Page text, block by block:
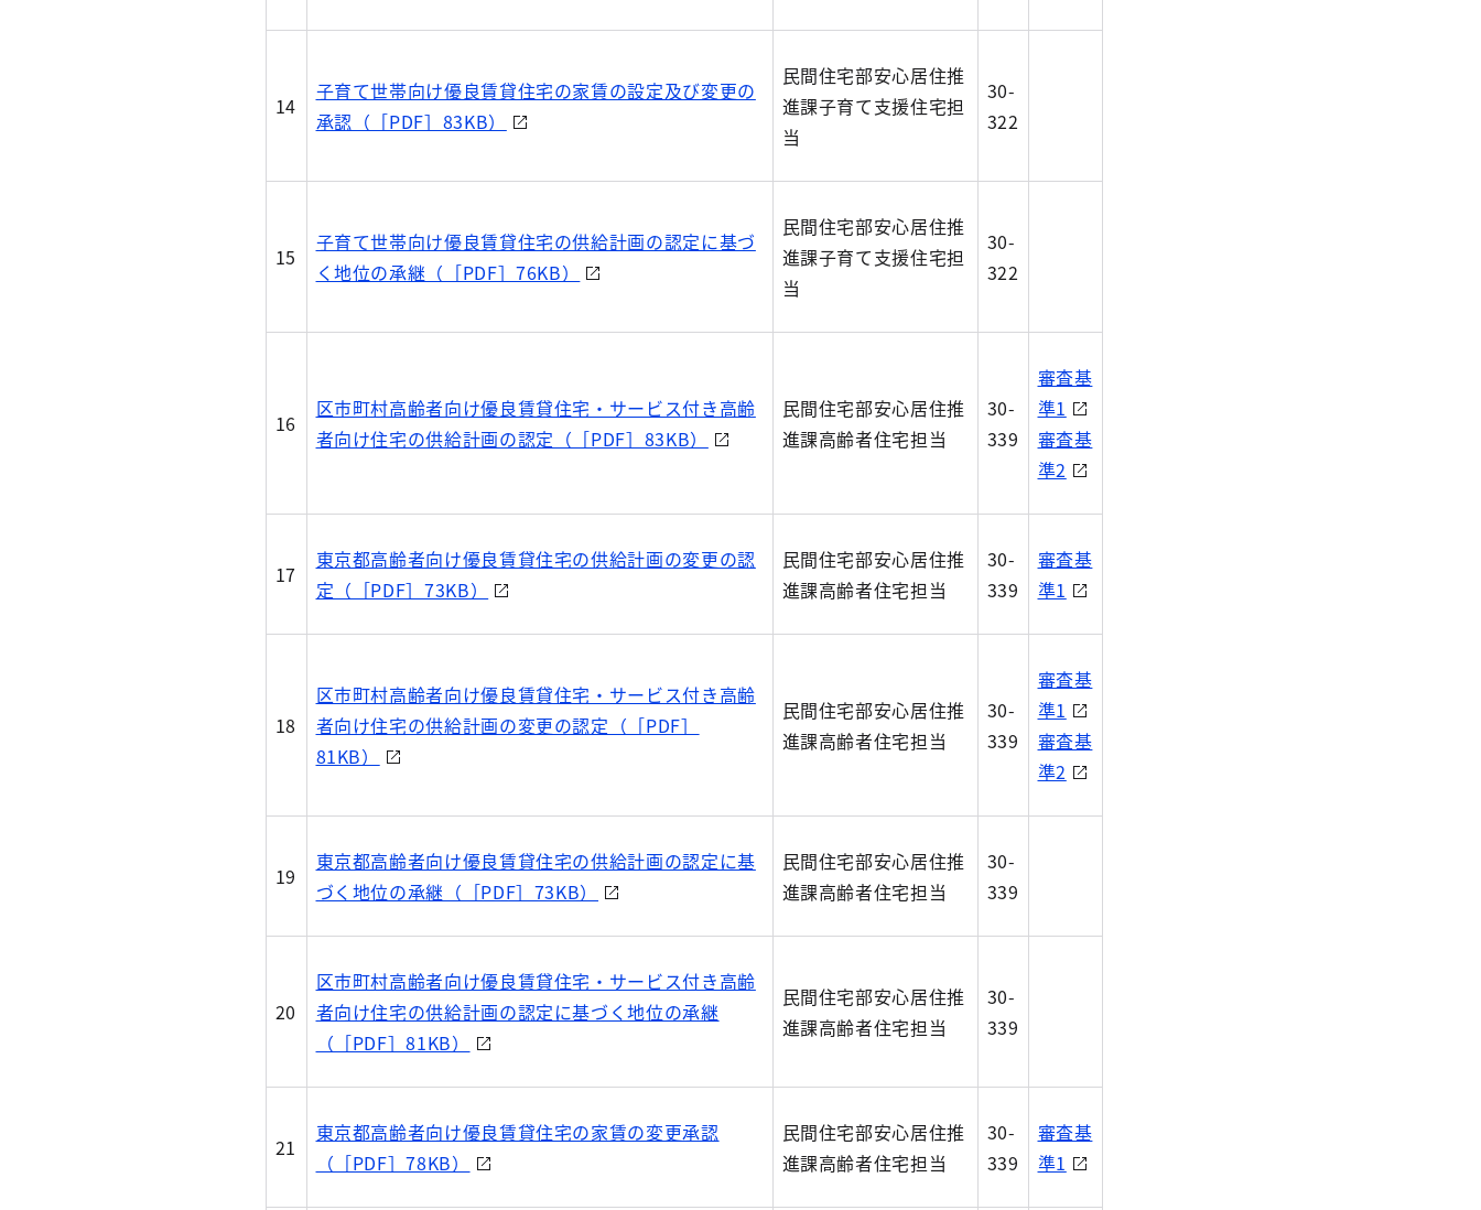
14
子育て世帯向け優良賃貸住宅の家賃の設定及び変更の
承認（［PDF］83KB）
民間住宅部安心居住推
進課子育て支援住宅担
当
30-
322
15
子育て世帯向け優良賃貸住宅の供給計画の認定に基づ
く地位の承継（［PDF］76KB）
民間住宅部安心居住推
進課子育て支援住宅担
当
30-
322
16
区市町村高齢者向け優良賃貸住宅・サービス付き高齢
者向け住宅の供給計画の認定（［PDF］83KB）
民間住宅部安心居住推
進課高齢者住宅担当
30-
339
審査基
準1
審査基
準2
17
東京都高齢者向け優良賃貸住宅の供給計画の変更の認
定（［PDF］73KB）
民間住宅部安心居住推
進課高齢者住宅担当
30-
339
審査基
準1
18
区市町村高齢者向け優良賃貸住宅・サービス付き高齢
者向け住宅の供給計画の変更の認定（［PDF］
81KB）
民間住宅部安心居住推
進課高齢者住宅担当
30-
339
審査基
準1
審査基
準2
19
東京都高齢者向け優良賃貸住宅の供給計画の認定に基
づく地位の承継（［PDF］73KB）
民間住宅部安心居住推
進課高齢者住宅担当
30-
339
20
区市町村高齢者向け優良賃貸住宅・サービス付き高齢
者向け住宅の供給計画の認定に基づく地位の承継
（［PDF］81KB）
民間住宅部安心居住推
進課高齢者住宅担当
30-
339
21
東京都高齢者向け優良賃貸住宅の家賃の変更承認
（［PDF］78KB）
民間住宅部安心居住推
進課高齢者住宅担当
30-
339
審査基
準1